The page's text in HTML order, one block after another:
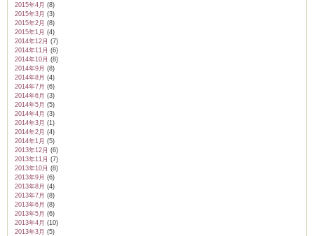
2015年4月 (8)
2015年3月 (3)
2015年2月 (8)
2015年1月 (4)
2014年12月 (7)
2014年11月 (6)
2014年10月 (8)
2014年9月 (8)
2014年8月 (4)
2014年7月 (6)
2014年6月 (3)
2014年5月 (5)
2014年4月 (3)
2014年3月 (1)
2014年2月 (4)
2014年1月 (5)
2013年12月 (6)
2013年11月 (7)
2013年10月 (8)
2013年9月 (6)
2013年8月 (4)
2013年7月 (8)
2013年6月 (8)
2013年5月 (6)
2013年4月 (10)
2013年3月 (5)